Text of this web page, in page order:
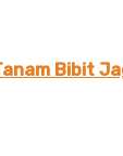
Bibit